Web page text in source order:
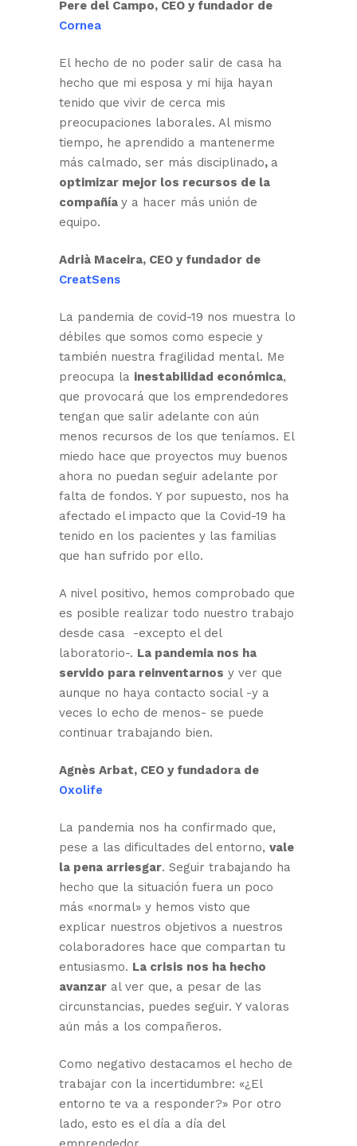
Pere del Campo, CEO y fundador de
Cornea
El hecho de no poder salir de casa ha
hecho que mi esposa y mi hija hayan
tenido que vivir de cerca mis
preocupaciones laborales. Al mismo
tiempo, he aprendido a mantenerme
más calmado, ser más disciplinado, a
optimizar mejor los recursos de la
compañía y a hacer más unión de
equipo.
Adrià Maceira, CEO y fundador de
CreatSens
La pandemia de covid-19 nos muestra lo
débiles que somos como especie y
también nuestra fragilidad mental. Me
preocupa la inestabilidad económica,
que provocará que los emprendedores
tengan que salir adelante con aún
menos recursos de los que teníamos. El
miedo hace que proyectos muy buenos
ahora no puedan seguir adelante por
falta de fondos. Y por supuesto, nos ha
afectado el impacto que la Covid-19 ha
tenido en los pacientes y las familias
que han sufrido por ello.
A nivel positivo, hemos comprobado que
es posible realizar todo nuestro trabajo
desde casa -excepto el del
laboratorio-. La pandemia nos ha
servido para reinventarnos y ver que
aunque no haya contacto social -y a
veces lo echo de menos- se puede
continuar trabajando bien.
Agnès Arbat, CEO y fundadora de
Oxolife
La pandemia nos ha confirmado que,
pese a las dificultades del entorno, vale
la pena arriesgar. Seguir trabajando ha
hecho que la situación fuera un poco
más «normal» y hemos visto que
explicar nuestros objetivos a nuestros
colaboradores hace que compartan tu
entusiasmo. La crisis nos ha hecho
avanzar al ver que, a pesar de las
circunstancias, puedes seguir. Y valoras
aún más a los compañeros.
Como negativo destacamos el hecho de
trabajar con la incertidumbre: «¿El
entorno te va a responder?» Por otro
lado, esto es el día a día del